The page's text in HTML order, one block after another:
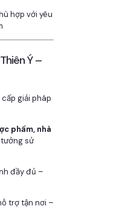
hợp với yêu
Ý –
giải pháp
phẩm, nhà
sử
đầy đủ –
trợ tận nơi –